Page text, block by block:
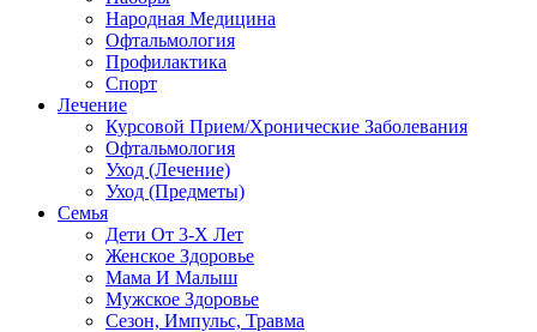
Народная Медицина
Офтальмология
Профилактика
Спорт
Лечение
Курсовой Прием/Хронические Заболевания
Офтальмология
Уход (Лечение)
Уход (Предметы)
Семья
Дети От 3-Х Лет
Женское Здоровье
Мама И Малыш
Мужское Здоровье
Сезон, Импульс, Травма